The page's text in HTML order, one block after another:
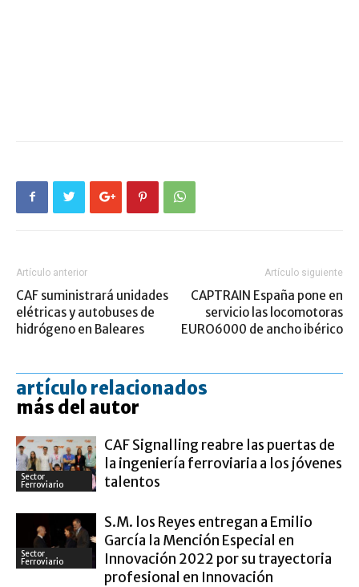
Artículo anterior
CAF suministrará unidades
elétricas y autobuses de
hidrógeno en Baleares
Artículo siguiente
CAPTRAIN España pone en
servicio las locomotoras
EURO6000 de ancho ibérico
artículo relacionados
más del autor
Sector
Ferroviario
CAF Signalling reabre las puertas de
la ingeniería ferroviaria a los jóvenes
talentos
Sector
Ferroviario
S.M. los Reyes entregan a Emilio
García la Mención Especial en
Innovación 2022 por su trayectoria
profesional en Innovación